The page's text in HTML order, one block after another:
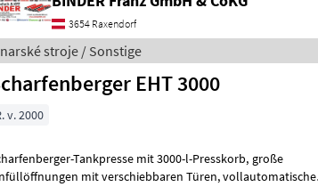
3654 Raxendorf
stroje / Sonstige
EHT 3000
v. 2000
Tankpresse mit 3000-l-Presskorb, große
mit verschiebbaren Türen, vollautomatische